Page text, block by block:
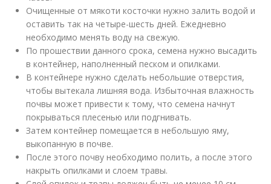
Очищенные от мякоти косточки нужно залить водой и
оставить так на четыре-шесть дней. Ежедневно
необходимо менять воду на свежую.
По прошествии данного срока, семена нужно высадить
в контейнер, наполненный песком и опилками.
В контейнере нужно сделать небольшие отверстия,
чтобы вытекала лишняя вода. Избыточная влажность
почвы может привести к тому, что семена начнут
покрываться плесенью или подгнивать.
Затем контейнер помещается в небольшую яму,
выкопанную в почве.
После этого почву необходимо полить, а после этого
накрыть опилками и слоем травы.